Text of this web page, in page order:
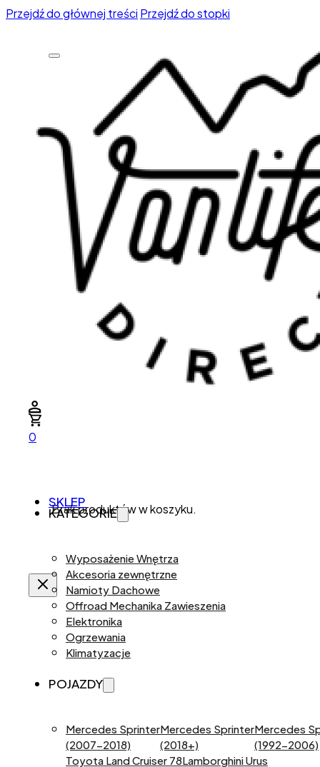
Przejdź do głównej treści Przejdź do stopki
0
Brak produktów w koszyku.
SKLEP
KATEGORIE
Wyposażenie Wnętrza
Akcesoria zewnętrzne
Namioty Dachowe
Offroad Mechanika Zawieszenia
Elektronika
Ogrzewania
Klimatyzacje
POJAZDY
Mercedes Sprinter
(2007-2018)
Mercedes Sprinter
(2018+)
Mercedes
(1992-2006)
Toyota Land Cruiser 78Lamborghini Urus